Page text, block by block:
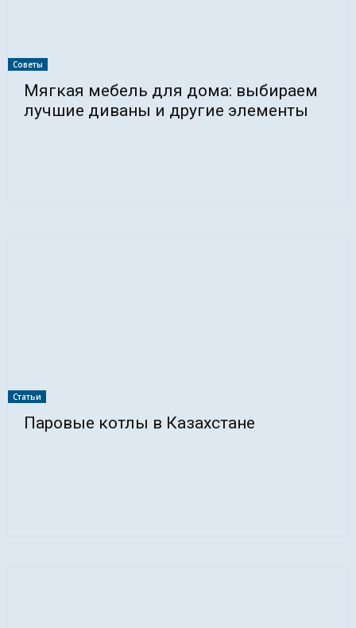
Советы
Мягкая мебель для дома: выбираем
лучшие диваны и другие элементы
Статьи
Паровые котлы в Казахстане